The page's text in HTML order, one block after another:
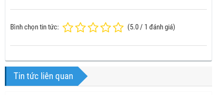
Bình chọn tin tức: (5.0/ 1 đánh giá)
Tin tức liên quan